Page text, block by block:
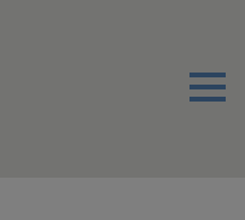
Menu